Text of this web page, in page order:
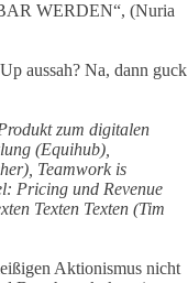
WERDEN“, (Nuria
aussah? Na, dann guck
zum digitalen
(Equihub),
Teamwork is
Pricing und Revenue
Texten Texten (Tim
Aktionismus nicht